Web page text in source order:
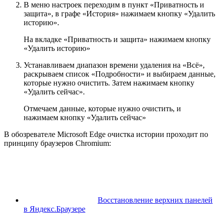
В меню настроек переходим в пункт «Приватность и
защита», в графе «История» нажимаем кнопку «Удалить
историю».
На вкладке «Приватность и защита» нажимаем кнопку
«Удалить историю»
Устанавливаем диапазон времени удаления на «Всё»,
раскрываем список «Подробности» и выбираем данные,
которые нужно очистить. Затем нажимаем кнопку
«Удалить сейчас».
Отмечаем данные, которые нужно очистить, и
нажимаем кнопку «Удалить сейчас»
В обозревателе Microsoft Edge очистка истории проходит по
принципу браузеров Chromium:
Восстановление верхних панелей
в Яндекс.Браузере